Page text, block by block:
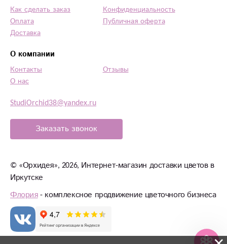
StudiOrchid38@yandex.ru
Заказать звонок
Как сделать заказ
Оплата
Доставка
Конфиденциальность
Публичная оферта
О компании
Контакты
О нас
Отзывы
© «Орхидея», 2026, Интернет-магазин доставки цветов в
Иркутске
Флория- комплексное продвижение цветочного бизнеса